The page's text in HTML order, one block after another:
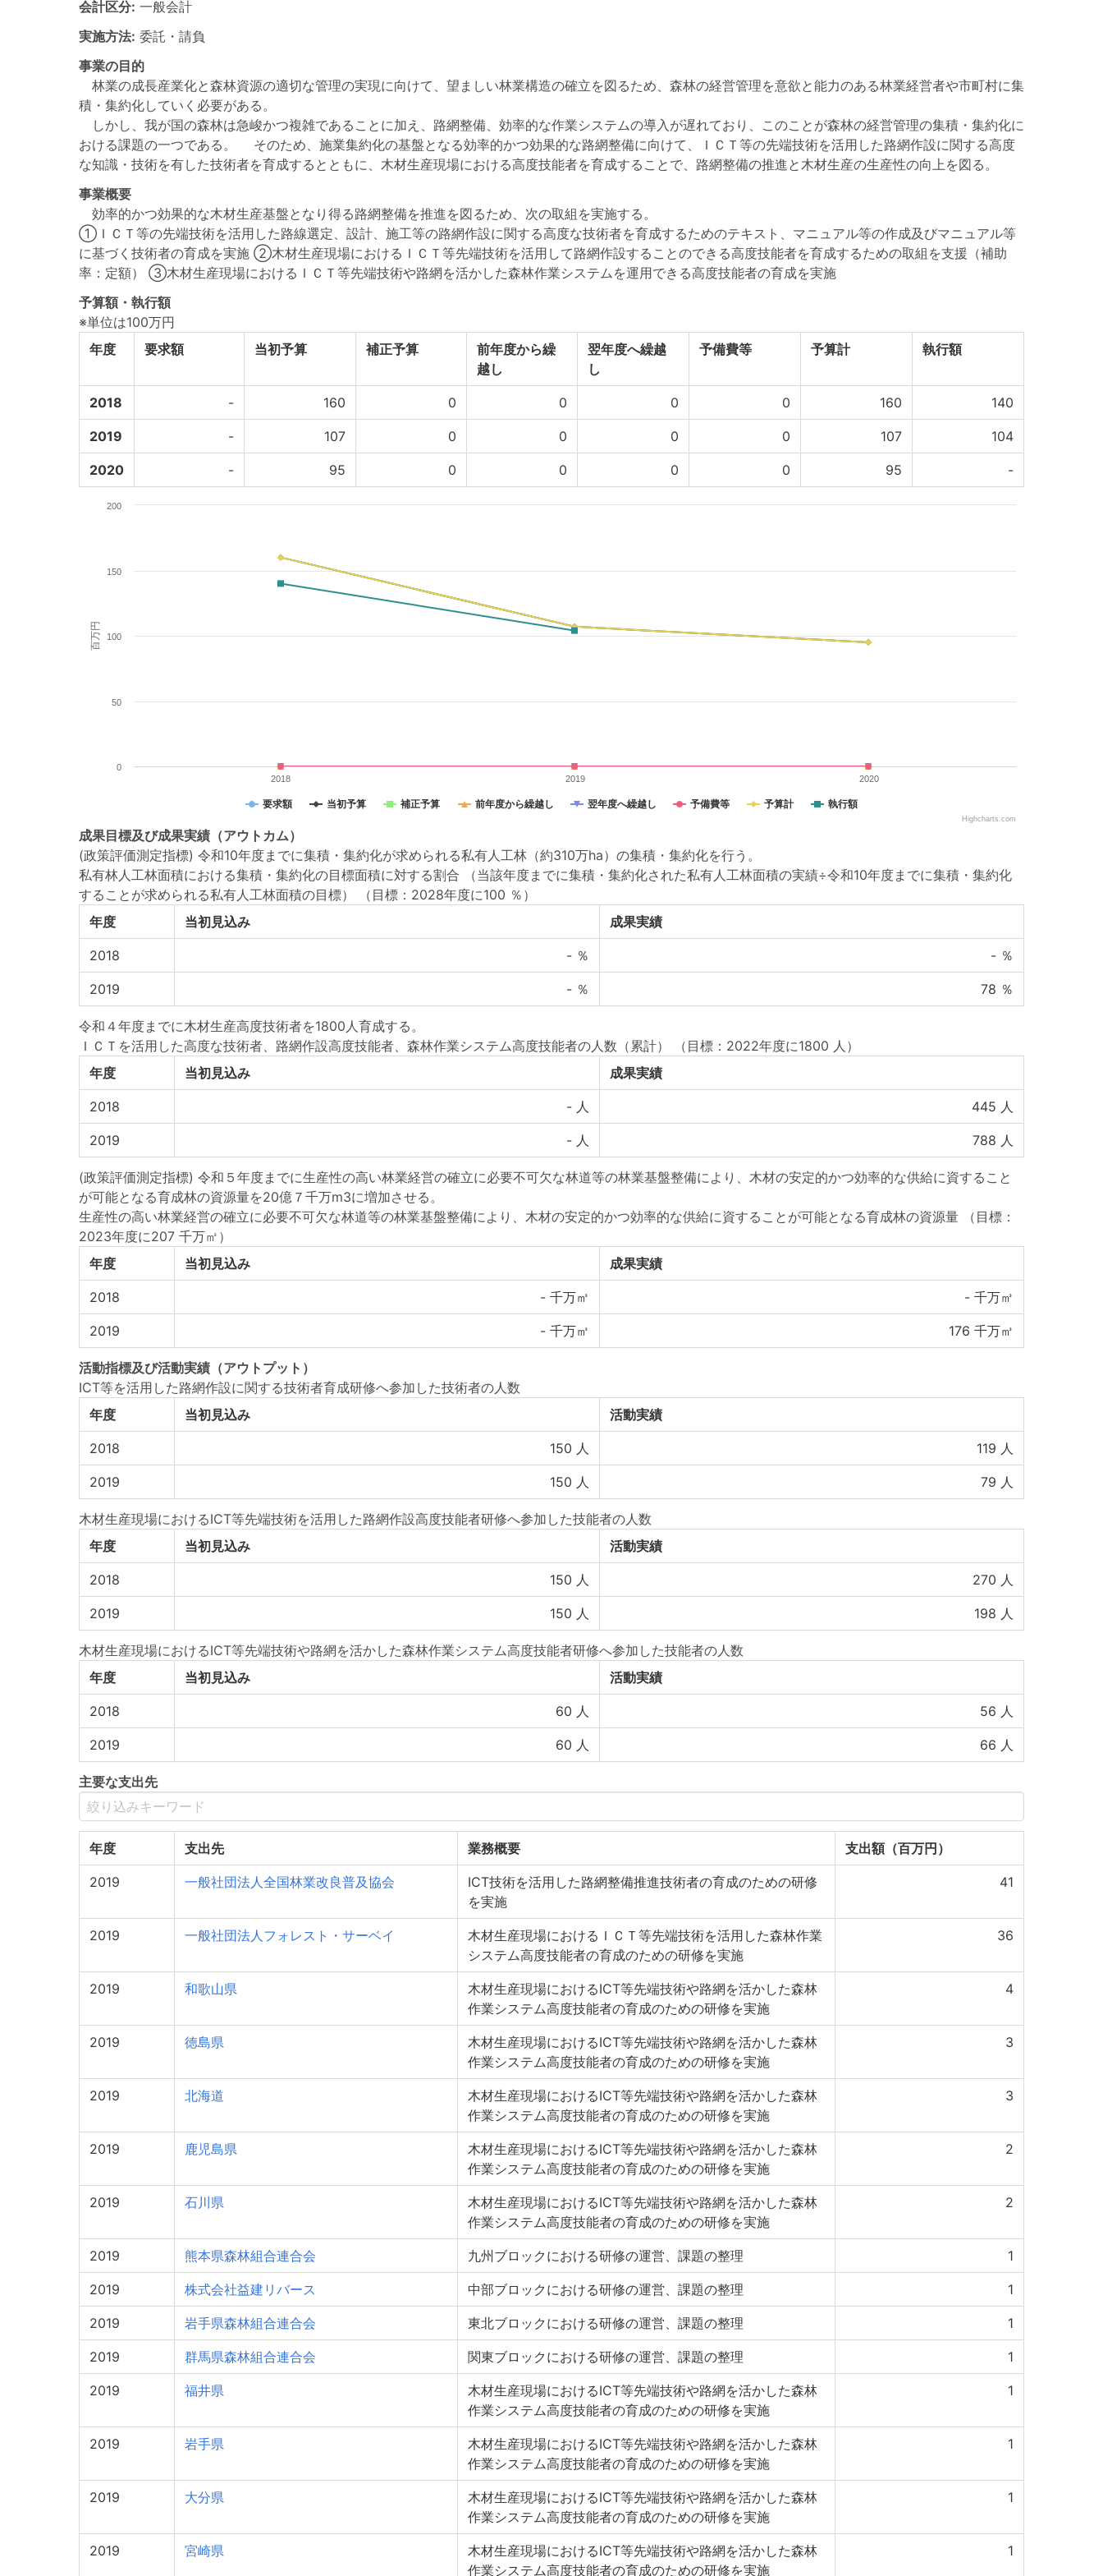
会計区分: 一般会計
実施方法: 委託・請負
事業の目的
林業の成長産業化と森林資源の適切な管理の実現に向けて、望ましい林業構造の確立を図るため、森林の経営管理を意欲と能力のある林業経営者や市町村に集
積・集約化していく必要がある。
しかし、我が国の森林は急峻かつ複雑であることに加え、路網整備、効率的な作業システムの導入が遅れており、このことが森林の経営管理の集積・集約化に
おける課題の一つである。 そのため、施業集約化の基盤となる効率的かつ効果的な路網整備に向けて、ＩＣＴ等の先端技術を活用した路網作設に関する高度
な知識・技術を有した技術者を育成するとともに、木材生産現場における高度技能者を育成することで、路網整備の推進と木材生産の生産性の向上を図る。
事業概要
効率的かつ効果的な木材生産基盤となり得る路網整備を推進を図るため、次の取組を実施する。
①ＩＣＴ等の先端技術を活用した路線選定、設計、施工等の路網作設に関する高度な技術者を育成するためのテキスト、マニュアル等の作成及びマニュアル等
に基づく技術者の育成を実施 ②木材生産現場におけるＩＣＴ等先端技術を活用して路網作設することのできる高度技能者を育成するための取組を支援（補助
率：定額） ③木材生産現場におけるＩＣＴ等先端技術や路網を活かした森林作業システムを運用できる高度技能者の育成を実施
予算額・執行額
※単位は100万円
年度
要求額 当初予算 補正予算
前年度から繰
越し
翌年度へ繰越
し
予備費等 予算計 執行額
2018 - 160 0 0 0 0 160 140
2019 - 107 0 0 0 0 107 104
2020 - 95 0 0 0 0 95 -
百万円
要求額 当初予算 補正予算 前年度から繰越し 翌年度へ繰越し 予備費等 予算計 執行額
2018 2019 2020
0
50
100
150
200
Highcharts.com
成果目標及び成果実績 （アウトカム）
(政策評価測定指標) 令和10年度までに集積・集約化が求められる私有人工林（約310万ha）の集積・集約化を行う。
私有林人工林面積における集積・集約化の目標面積に対する割合 （当該年度までに集積・集約化された私有人工林面積の実績÷令和10年度までに集積・集約化
することが求められる私有人工林面積の目標）
（目標：2028年度に100 ％）
年度
当初見込み 成果実績
2018 - ％ - ％
2019 - ％ 78 ％
令和４年度までに木材生産高度技術者を1800人育成する。
ＩＣＴを活用した高度な技術者、路網作設高度技能者、森林作業システム高度技能者の人数（累計）
（目標：2022年度に1800 人）
年度
当初見込み 成果実績
2018 - 人 445 人
2019 - 人 788 人
(政策評価測定指標) 令和５年度までに生産性の高い林業経営の確立に必要不可欠な林道等の林業基盤整備により、木材の安定的かつ効率的な供給に資すること
が可能となる育成林の資源量を20億７千万m3に増加させる。
生産性の高い林業経営の確立に必要不可欠な林道等の林業基盤整備により、木材の安定的かつ効率的な供給に資することが可能となる育成林の資源量
（目標：
2023年度に207 千万㎥）
年度
当初見込み 成果実績
2018 - 千万㎥ - 千万㎥
2019 - 千万㎥ 176 千万㎥
活動指標及び活動実績 （アウトプット）
ICT等を活用した路網作設に関する技術者育成研修へ参加した技術者の人数
年度
当初見込み 活動実績
2018 150 人 119 人
2019 150 人 79 人
木材生産現場におけるICT等先端技術を活用した路網作設高度技能者研修へ参加した技能者の人数
年度
当初見込み 活動実績
2018 150 人 270 人
2019 150 人 198 人
木材生産現場におけるICT等先端技術や路網を活かした森林作業システム高度技能者研修へ参加した技能者の人数
年度
当初見込み 活動実績
2018 60 人 56 人
2019 60 人 66 人
主要な支出先
年度 支出先 業務概要 支出額（百万円）
2019 一般社団法人全国林業改良普及協会
ICT技術を活用した路網整備推進技術者の育成のための研修
を実施
41
2019 一般社団法人フォレスト・サーベイ
木材生産現場におけるＩＣＴ等先端技術を活用した森林作業
システム高度技能者の育成のための研修を実施
36
2019 和歌山県
木材生産現場におけるICT等先端技術や路網を活かした森林
作業システム高度技能者の育成のための研修を実施
4
2019 徳島県
木材生産現場におけるICT等先端技術や路網を活かした森林
作業システム高度技能者の育成のための研修を実施
3
2019 北海道
木材生産現場におけるICT等先端技術や路網を活かした森林
作業システム高度技能者の育成のための研修を実施
3
2019 鹿児島県
木材生産現場におけるICT等先端技術や路網を活かした森林
作業システム高度技能者の育成のための研修を実施
2
2019 石川県
木材生産現場におけるICT等先端技術や路網を活かした森林
作業システム高度技能者の育成のための研修を実施
2
2019 熊本県森林組合連合会 九州ブロックにおける研修の運営、課題の整理 1
2019 株式会社益建リバース 中部ブロックにおける研修の運営、課題の整理 1
2019 岩手県森林組合連合会 東北ブロックにおける研修の運営、課題の整理 1
2019 群馬県森林組合連合会 関東ブロックにおける研修の運営、課題の整理 1
2019 福井県
木材生産現場におけるICT等先端技術や路網を活かした森林
作業システム高度技能者の育成のための研修を実施
1
2019 岩手県
木材生産現場におけるICT等先端技術や路網を活かした森林
作業システム高度技能者の育成のための研修を実施
1
2019 大分県
木材生産現場におけるICT等先端技術や路網を活かした森林
作業システム高度技能者の育成のための研修を実施
1
2019 宮崎県
木材生産現場におけるICT等先端技術や路網を活かした森林
作業システム高度技能者の育成のための研修を実施
1